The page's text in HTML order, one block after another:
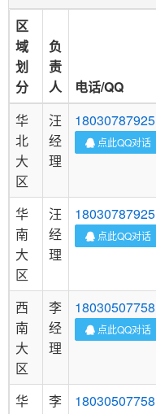
区
域
划
分
负
责
人
电话/QQ
华
北
大
区
汪
经
理
18030787925
点此QQ对话
华
南
大
区
汪
经
理
18030787925
点此QQ对话
西
南
大
区
李
经
理
18030507758
点此QQ对话
华
李
18030507758